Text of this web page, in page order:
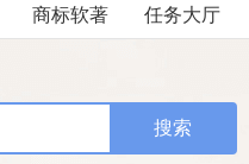
商标软著 任务大厅